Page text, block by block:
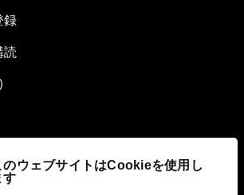
のウェブサイトはCookieを使用し
す
録
読
の取り組み
)